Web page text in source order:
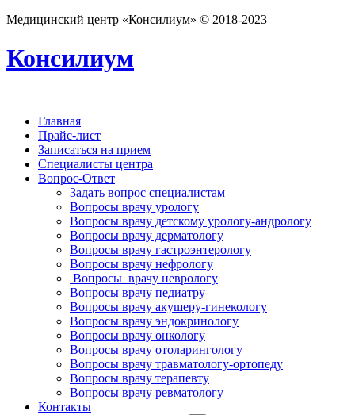
Медицинский центр «Консилиум» © 2018-2023
Консилиум
Главная
Прайс-лист
Записаться на прием
Специалисты центра
Вопрос-Ответ
Задать вопрос специалистам
Вопросы врачу урологу
Вопросы врачу детскому урологу-андрологу
Вопросы врачу дерматологу
Вопросы врачу гастроэнтерологу
Вопросы врачу нефрологу
Вопросы врачу неврологу
Вопросы врачу педиатру
Вопросы врачу акушеру-гинекологу
Вопросы врачу эндокринологу
Вопросы врачу онкологу
Вопросы врачу отоларингологу
Вопросы врачу травматологу-ортопеду
Вопросы врачу терапевту
Вопросы врачу ревматологу
Контакты